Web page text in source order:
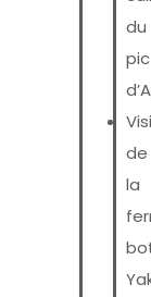
du
pic
de
la